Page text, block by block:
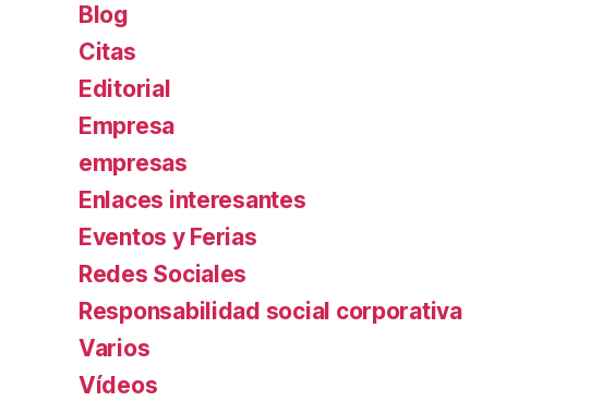
Blog
Citas
Editorial
Empresa
empresas
Enlaces interesantes
Eventos y Ferias
Redes Sociales
Responsabilidad social corporativa
Varios
Ví­deos